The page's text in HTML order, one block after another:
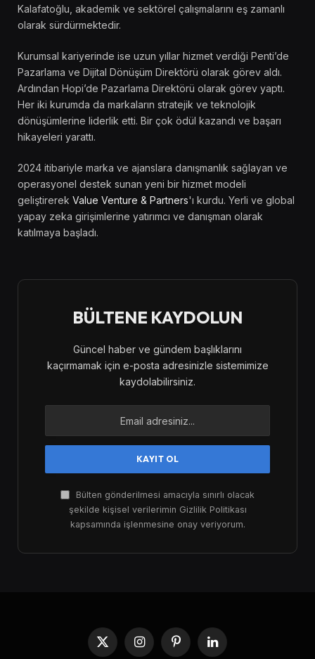
Kalafatoğlu, akademik ve sektörel çalışmalarını eş zamanlı
olarak sürdürmektedir.
Kurumsal kariyerinde ise uzun yıllar hizmet verdiği Penti’de
Pazarlama ve Dijital Dönüşüm Direktörü olarak görev aldı.
Ardından Hopi’de Pazarlama Direktörü olarak görev yaptı.
Her iki kurumda da markaların stratejik ve teknolojik
dönüşümlerine liderlik etti. Bir çok ödül kazandı ve başarı
hikayeleri yarattı.
2024 itibariyle marka ve ajanslara danışmanlık sağlayan ve
operasyonel destek sunan yeni bir hizmet modeli
geliştirerek Value Venture & Partners'ı kurdu. Yerli ve global
yapay zeka girişimlerine yatırımcı ve danışman olarak
katılmaya başladı.
BÜLTENE KAYDOLUN
Güncel haber ve gündem başlıklarını
kaçırmamak için e-posta adresinizle sistemimize
kaydolabilirsiniz.
Bülten gönderilmesi amacıyla sınırlı olacak
şekilde kişisel verilerimin Gizlilik Politikası
kapsamında işlenmesine onay veriyorum.
X
InstagramPinterestLinkedIn